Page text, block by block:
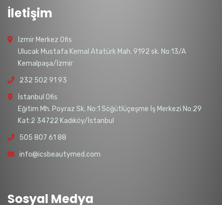
İletişim
İzmir Merkez Ofis
Ulucak Mustafa Kemal Atatürk Mah. 9192 sk. No:13/A
Kemalpaşa/İzmir
232 502 91 93
İstanbul Ofis
Eğitim Mh. Poyraz Sk. No:1 Söğütlüçeşme İş Merkezi No:29
Kat:2 34722 Kadıköy/İstanbul
505 807 61 88
info@icsbeautymed.com
Sosyal Medya